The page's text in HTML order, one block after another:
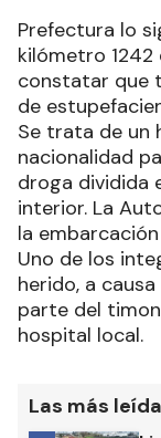
Prefectura lo
kilómetro 1242
constatar que
de
Se trata de un
nacionalidad
droga dividida
interior. La
la
Uno de los
herido, a
parte del
hospital local.
Las más